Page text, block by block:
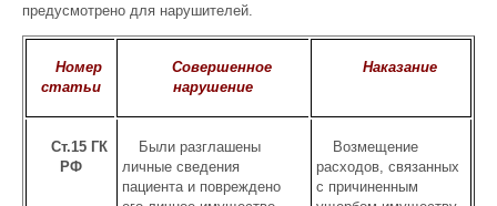
предусмотрено для нарушителей.
Номер
статьи
Совершенное
нарушение
Наказание
Ст.15 ГК
РФ
Были разглашены
личные сведения
пациента и повреждено
Возмещение
расходов, связанных
с причиненным